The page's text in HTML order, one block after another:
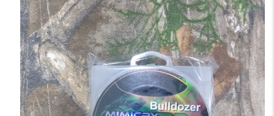
متراژ
۱۰۰متری۰.۴۵
عدد